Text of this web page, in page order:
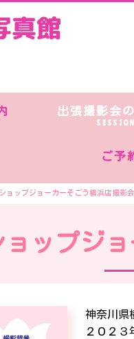
出張撮影会
SESSION
ご予
ョップジョーカーそごう横浜店撮影会
ップジ
神奈川県
２０２３